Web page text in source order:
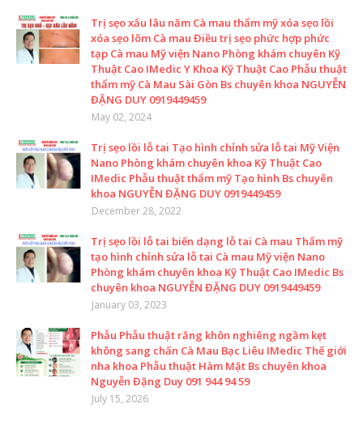
Trị sẹo xấu lâu năm Cà mau thẩm mỹ xóa sẹo lồi
xóa sẹo lõm Cà mau Điều trị sẹo phức hợp phức
tạp Cà mau Mỹ viện Nano Phòng khám chuyên Kỹ
Thuật Cao IMedic Y Khoa Kỹ Thuật Cao Phẫu thuật
thẩm mỹ Cà Mau Sài Gòn Bs chuyên khoa NGUYỄN
ĐẶNG DUY 0919449459
May 02, 2024
Trị sẹo lồi lỗ tai Tạo hình chỉnh sửa lỗ tai Mỹ Viện
Nano Phòng khám chuyên khoa Kỹ Thuật Cao
IMedic Phẫu thuật thẩm mỹ Tạo hình Bs chuyên
khoa NGUYỄN ĐẶNG DUY 0919449459
December 28, 2022
Trị sẹo lồi lỗ tai biến dạng lỗ tai Cà mau Thẩm mỹ
tạo hình chỉnh sửa lỗ tai Cà mau Mỹ viện Nano
Phòng khám chuyên khoa Kỹ Thuật Cao IMedic Bs
chuyên khoa NGUYỄN ĐẶNG DUY 0919449459
January 03, 2023
Phẫu Phẫu thuật răng khôn nghiêng ngầm kẹt
không sang chấn Cà Mau Bạc Liêu IMedic Thế giới
nha khoa Phẫu thuật Hàm Mặt Bs chuyên khoa
Nguyễn Đặng Duy 091 944 94 59
July 15, 2026